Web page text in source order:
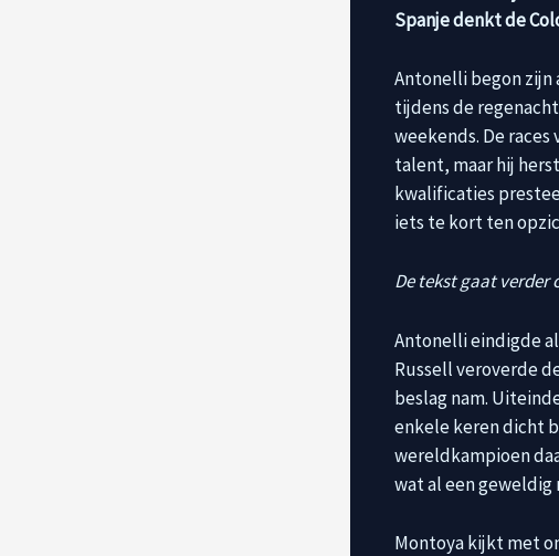
Spanje denkt de
Antonelli begon zijn
tijdens de
weekends. De
talent, maar hij
kwalificaties
iets te kort ten
De tekst gaat verder
Antonelli eindigde
Russell veroverde
beslag nam.
enkele keren dicht
wereldkampioen
wat al een geweldig
Montoya kijkt met